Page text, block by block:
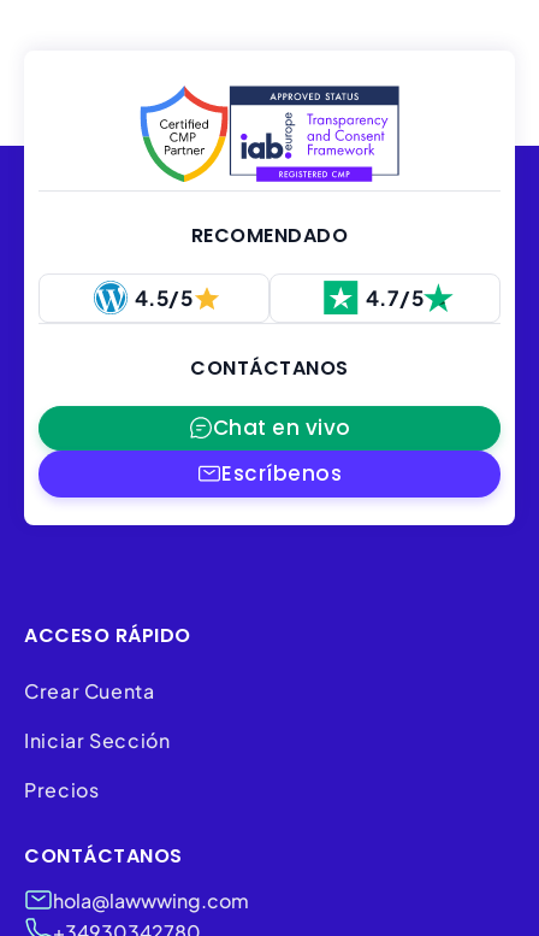
RECOMENDADO
4.5/5 4.7/5
CONTÁCTANOS
Chat en vivo
Escríbenos
ACCESO RÁPIDO
Crear Cuenta
Iniciar Sección
Precios
CONTÁCTANOS
hola@lawwwing.com